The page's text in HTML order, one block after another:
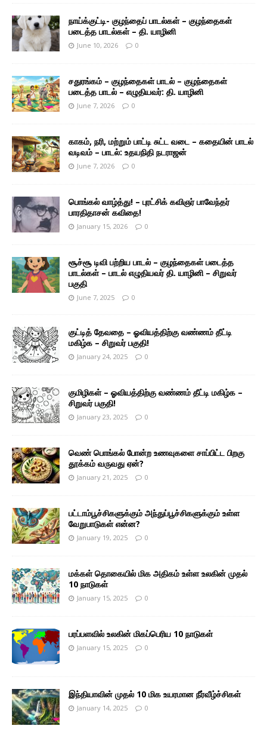
நாய்க்குட்டி- குழந்தைப் பாடல்கள் – குழந்தைகள்
படைத்த பாடல்கள் – தி. யாழினி
June 10, 2026 0
சதுரங்கம் – குழந்தைகள் பாடல் – குழந்தைகள்
படைத்த பாடல் – எழுதியவர்: தி. யாழினி
June 7, 2026 0
காகம், நரி, மற்றும் பாட்டி சுட்ட வடை – கதையின் பாடல்
வடிவம் – பாடல்: உதயநிதி நடராஜன்
June 7, 2026 0
பொங்கல் வாழ்த்து! – புரட்சிக் கவிஞர் பாவேந்தர்
பாரதிதாசன் கவிதை!
January 15, 2026 0
சூச்சூ டிவி பற்றிய பாடல் – குழந்தைகள் படைத்த
பாடல்கள் – பாடல் எழுதியவர் தி. யாழினி – சிறுவர்
பகுதி
June 7, 2025 0
குட்டித் தேவதை – ஓவியத்திற்கு வண்ணம் தீட்டி
மகிழ்க – சிறுவர் பகுதி!
January 24, 2025 0
குமிழிகள் – ஓவியத்திற்கு வண்ணம் தீட்டி மகிழ்க –
சிறுவர் பகுதி!
January 23, 2025 0
வெண் பொங்கல் போன்ற உணவுகளை சாப்பிட்ட பிறகு
தூக்கம் வருவது ஏன்?
January 21, 2025 0
பட்டாம்பூச்சிகளுக்கும் அந்துப்பூச்சிகளுக்கும் உள்ள
வேறுபாடுகள் என்ன?
January 19, 2025 0
மக்கள் தொகையில் மிக அதிகம் உள்ள உலகின் முதல்
10 நாடுகள்
January 15, 2025 0
பரப்பளவில் உலகின் மிகப்பெரிய 10 நாடுகள்
January 15, 2025 0
இந்தியாவின் முதல் 10 மிக உயரமான நீர்வீழ்ச்சிகள்
January 14, 2025 0